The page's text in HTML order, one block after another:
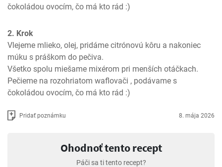
čokoládou ovocím, čo má kto rád :)
2. Krok
Vlejeme mlieko, olej, pridáme citrónovú kôru a nakoniec
múku s práškom do pečiva.
Všetko spolu miešame mixérom pri menších otáčkach.
Pečieme na rozohriatom waflovači , podávame s
čokoládou ovocím, čo má kto rád :)
Pridať poznámku 8. mája 2026
Ohodnoť tento recept
Páči sa ti tento recept?